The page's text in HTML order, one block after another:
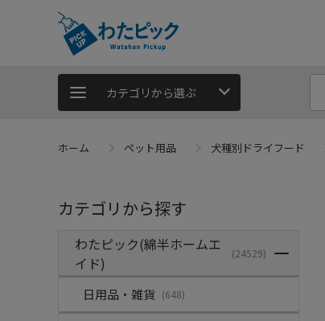
カテゴリから選ぶ
ホーム ペット用品 犬種別ドライフード
カテゴリから探す
わたピック(綿半ホームエ
イド)
(24529)
日用品・雑貨 (648)